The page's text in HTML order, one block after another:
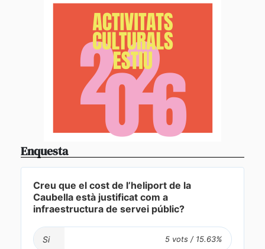
Enquesta
Creu que el cost de l’heliport de la
Caubella està justificat com a
infraestructura de servei públic?
Si